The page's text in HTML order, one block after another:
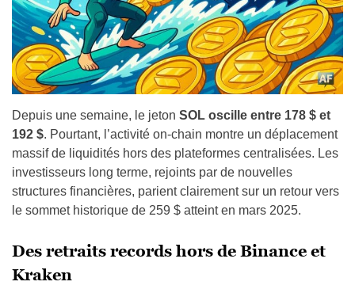
Depuis une semaine, le jeton SOL oscille entre 178 $ et
192 $. Pourtant, l’activité on-chain montre un déplacement
massif de liquidités hors des plateformes centralisées. Les
investisseurs long terme, rejoints par de nouvelles
structures financières, parient clairement sur un retour vers
le sommet historique de 259 $ atteint en mars 2025.
Des retraits records hors de Binance et
Kraken